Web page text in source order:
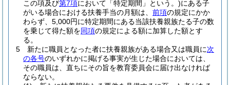
この項及び第7項において「特定期間」という。)にある子
がいる場合における扶養手当の月額は、 前項の規定にかか
わらず、5,000円に特定期間にある当該扶養親族たる子の数
を乗じて得た額を同項の規定による額に加算した額とす
る。
5
新たに職員となった者に扶養親族がある場合又は職員に次
の各号のいずれかに掲げる事実が生じた場合においては、
その職員は、直ちにその旨を教育委員会に届け出なければ
ならない。